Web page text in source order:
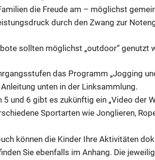
die Freude am – möglichst
durch den Zwang zur
sollten möglichst „outdoor“ genutzt
das Programm „Jogging
unten in der Linksammlung.
und 6 gibt es zukünftig ein „Video der
Sportarten wie Jonglieren,
können die Kinder Ihre Aktivitäten
Sie ebenfalls im Anhang. Die